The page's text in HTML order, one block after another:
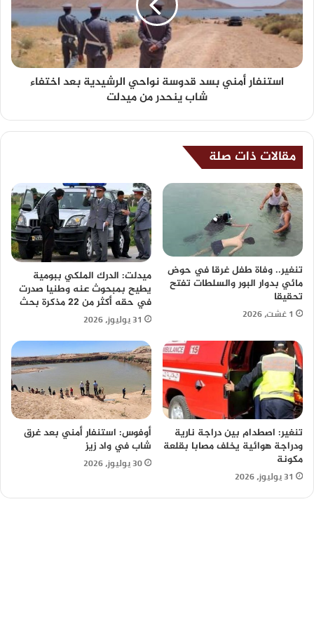
استنفار أمني بسد قدوسة نواحي الرشيدية بعد اختفاء
شاب ينحدر من ميدلت
مقالات ذات صلة
تنغير.. وفاة طفل غرقا في حوض
مائي بدوار البور والسلطات تفتح
تحقيقا
1 غشت، 2026
ميدلت: الدرك الملكي ببومية
يطيح بمبحوث عنه وطنيا صدرت
في حقه أكثر من 22 مذكرة بحث
31 يوليوز، 2026
تنغير: اصطدام بين دراجة نارية
ودراجة هوائية يخلف مصابا بقلعة
مكونة
31 يوليوز، 2026
أوفوس: استنفار أمني بعد غرق
شاب في واد زيز
30 يوليوز، 2026